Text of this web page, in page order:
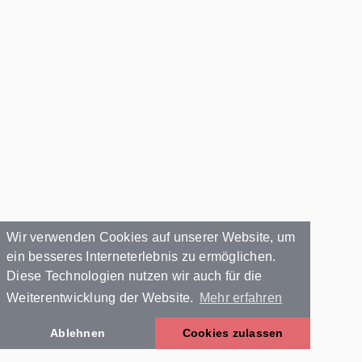
Wir verwenden Cookies auf unserer Website, um
ein besseres Interneterlebnis zu ermöglichen.
Diese Technologien nutzen wir auch für die
Weiterentwicklung der Website.
Mehr erfahren
Ablehnen Cookies zulassen